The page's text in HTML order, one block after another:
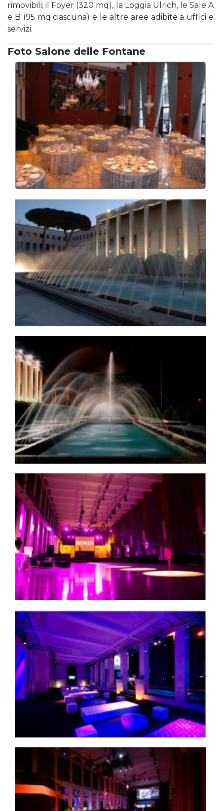
rimovibili; il Foyer (320 mq), la Loggia Ulrich, le Sale A
e B (95 mq ciascuna) e le altre aree adibite a uffici e
servizi.
Foto Salone delle Fontane